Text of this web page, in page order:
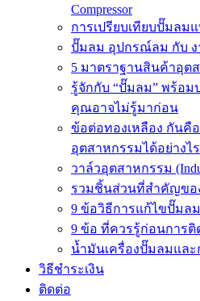
Compressor
การเปรียบเทียบปั๊มลม
ปั๊มลม อุปกรณ์ลม กับ ง
5 มาตราฐานสินค้าอุต
รู้จักกับ “ปั๊มลม” พร้อม
คุณอาจไม่รู้มาก่อน
ข้อต่อทองเหลือง กันคื
อุตสาหกรรมได้อย่างไร
วาล์วอุตสาหกรรม
รวมชิ้นส่วนที่สำคัญขอ
9 ข้อวิธีการแก้ไขปั๊มล
9 ข้อ ที่ควรรู้ก่อนการ
น้ำมันเครื่องปั๊มลมและ
วิธีชำระเงิน
ติดต่อ